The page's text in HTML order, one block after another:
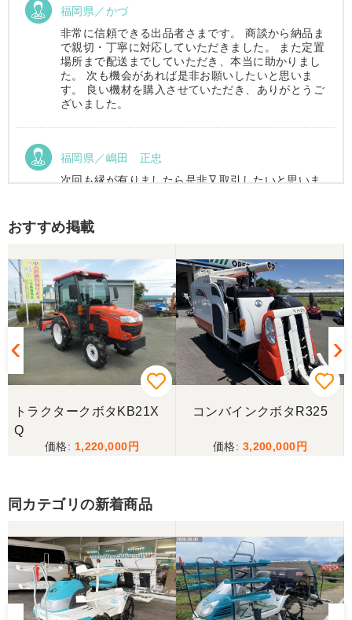
福岡県／かづ
非常に信頼できる出品者さまです。 商談から納品ま
で親切・丁寧に対応していただきました。 また定置
場所まで配送までしていただき、本当に助かりまし
た。 次も機会があれば是非お願いしたいと思いま
す。 良い機材を購入させていただき、ありがとうご
ざいました。
福岡県／嶋田 正忠
次回も縁が有りましたら是非又取引したいと思いま
色々と農機具屋さんと取引してきましたが、とても
親切で信頼のおける業者様でした。 これからもお付
き合いしたいと、思います。 有り難うございまし
た。
福岡県／中津かき
2025.6/14土曜日午前中に宇佐市院内町まで配達にき
てもらいました。以前ナカガワ農機商会さん当時に
きてもらってから2回目です。対応が丁寧で社長さん
た。
福岡県／廣瀬 修一
丁寧な対応ありがとうございました。
福岡県／廣瀬 修一
丁寧なご連絡ありがとうございました。またご利用
させて頂きます。
おすすめ掲載
トラクタークボタKB21X
Q
1,220,000
コンバインクボタR325
3,200,000
同カテゴリの新着商品